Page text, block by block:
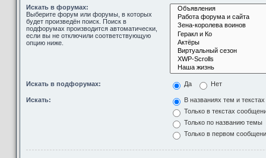
Искать в форумах:
Выберите форум или форумы, в которых
будет произведён поиск. Поиск в
подфорумах производится автоматически,
если вы не отключили соответствующую
опцию ниже.
Искать в подфорумах: Да Нет
Искать:
В названиях тем и
Только в текстах
Только по названию темы
Только в первом